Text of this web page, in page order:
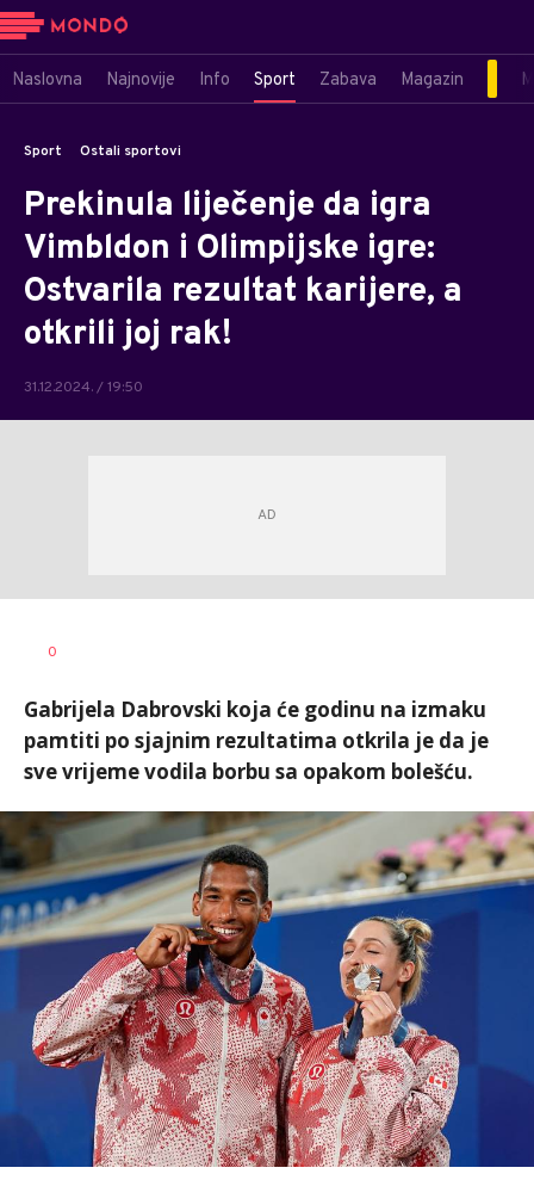
Naslovna Najnovije Info Sport Zabava Magazin
Sport Ostali sportovi
Prekinula liječenje da igra
Vimbldon i Olimpijske igre:
Ostvarila rezultat karijere, a
otkrili joj rak!
31.12.2024. / 19:50
AUTOR
0
Gabrijela Dabrovski koja će godinu na izmaku
pamtiti po sjajnim rezultatima otkrila je da je
sve vrijeme vodila borbu sa opakom bolešću.